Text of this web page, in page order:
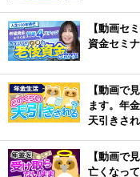
【動画セ
資金セミ
【動画で
ます。年
天引きさ
【動画で
亡くなっ